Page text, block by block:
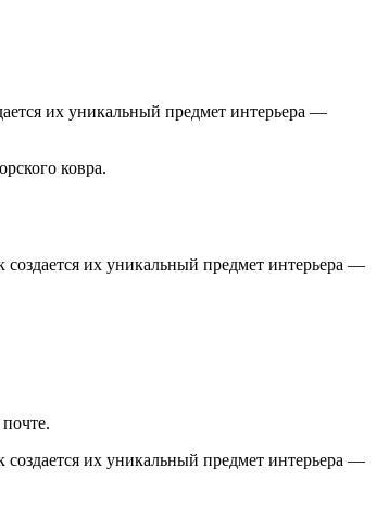
их уникальный предмет интерьера —
ковра.
их уникальный предмет интерьера —
их уникальный предмет интерьера —